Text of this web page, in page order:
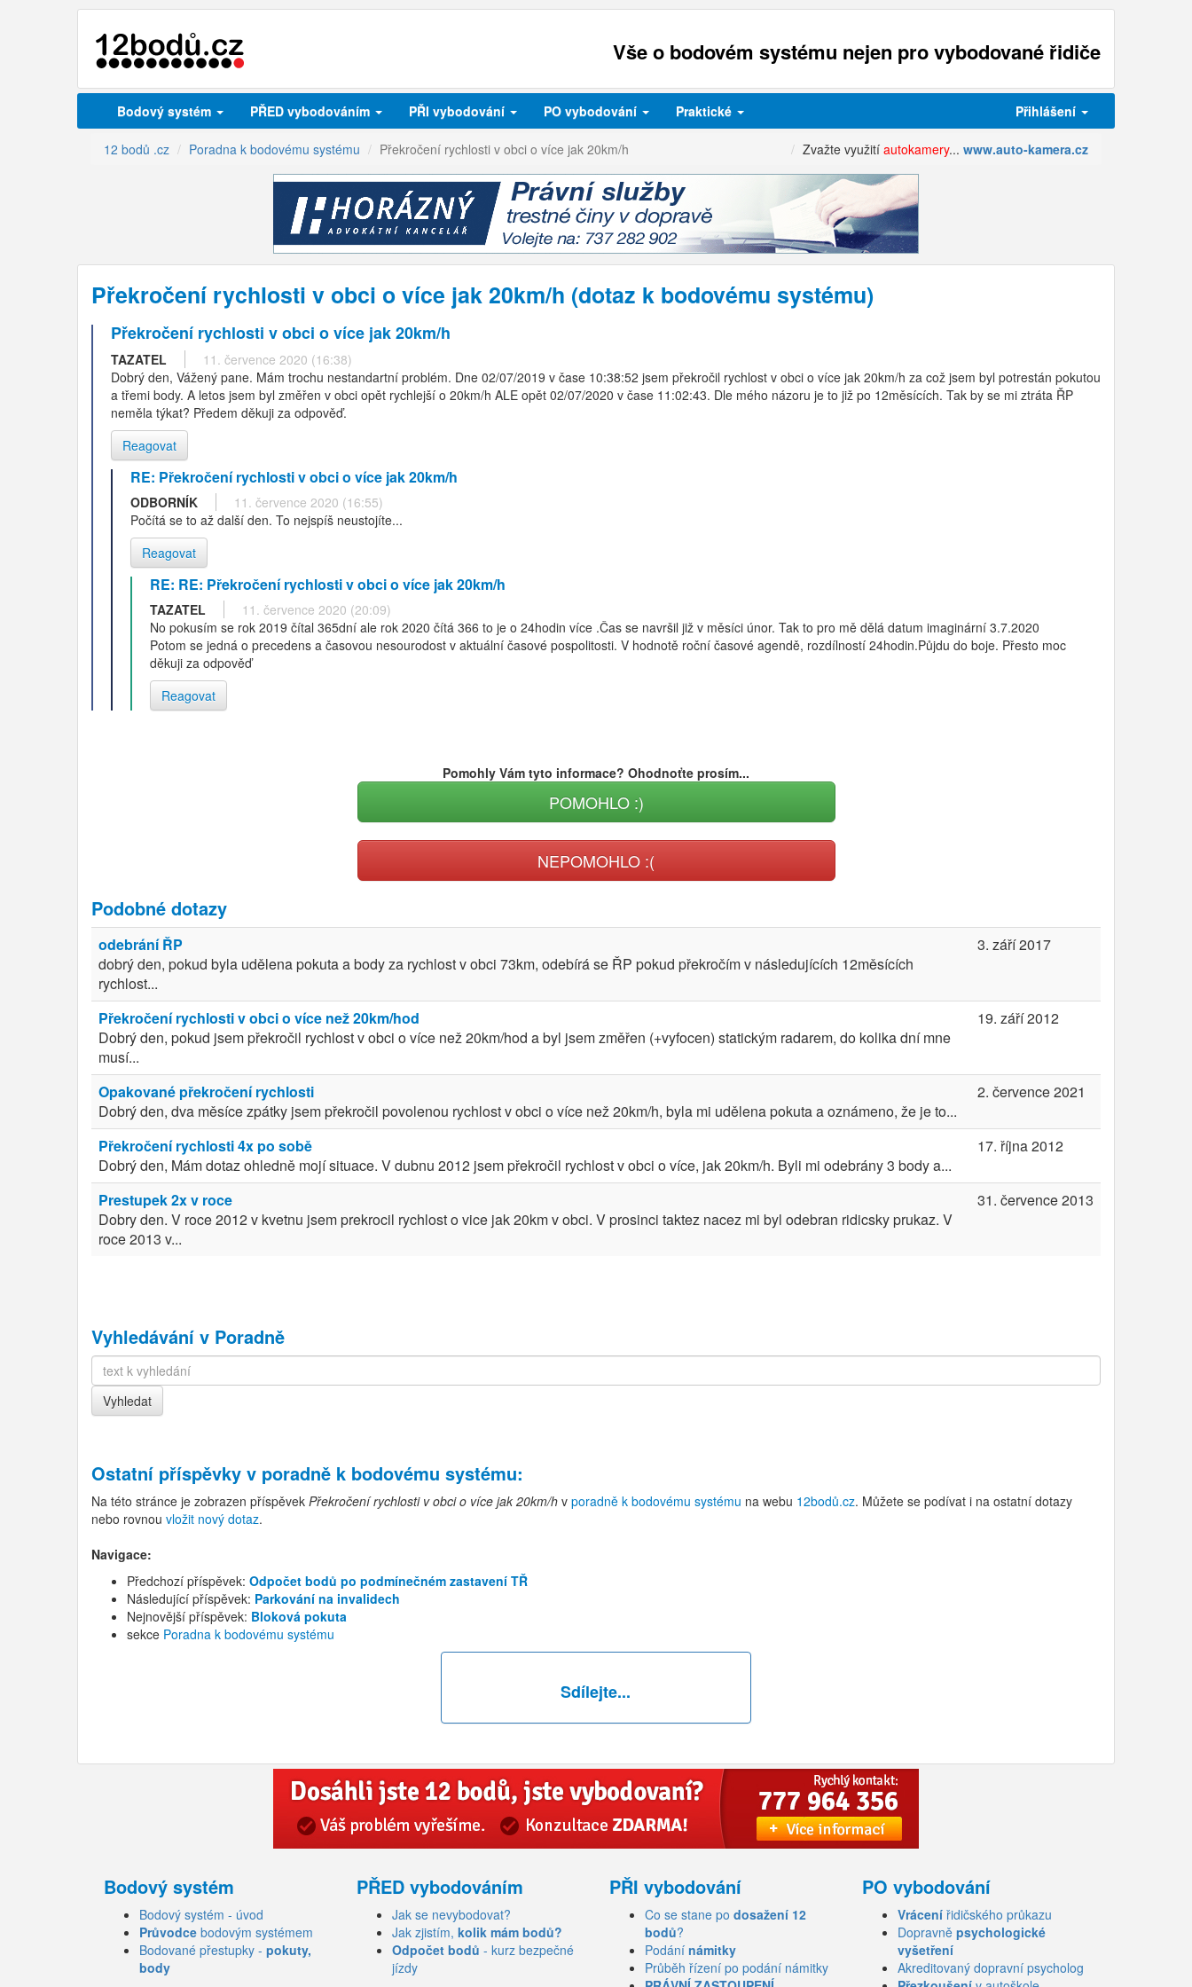
Vše o bodovém systému nejen pro vybodované řidiče
Bodový systém PŘED vybodováním PŘI vybodování PO vybodování Praktické Přihlášení
12 bodů .cz Poradna k bodovému systému Překročení rychlosti v obci o více jak 20km/h Zvažte využití autokamery... www.auto-kamera.cz
Překročení rychlosti v obci o více jak 20km/h (dotaz k bodovému systému)
Překročení rychlosti v obci o více jak 20km/h
TAZATEL
11. července 2020 (16:38)
Dobrý den, Vážený pane. Mám trochu nestandartní problém. Dne 02/07/2019 v čase 10:38:52 jsem překročil rychlost v obci o více jak 20km/h za což jsem byl potrestán pokutou
a třemi body. A letos jsem byl změřen v obci opět rychlejší o 20km/h ALE opět 02/07/2020 v čase 11:02:43. Dle mého názoru je to již po 12měsících. Tak by se mi ztráta ŘP
neměla týkat? Předem děkuji za odpověď.
Reagovat
RE: Překročení rychlosti v obci o více jak 20km/h
ODBORNÍK
11. července 2020 (16:55)
Počítá se to až další den. To nejspíš neustojíte...
Reagovat
RE: RE: Překročení rychlosti v obci o více jak 20km/h
TAZATEL
11. července 2020 (20:09)
No pokusím se rok 2019 čítal 365dní ale rok 2020 čítá 366 to je o 24hodin více .Čas se navršil již v měsíci únor. Tak to pro mě dělá datum imaginární 3.7.2020
Potom se jedná o precedens a časovou nesourodost v aktuální časové pospolitosti. V hodnotě roční časové agendě, rozdílností 24hodin.Půjdu do boje. Přesto moc
děkuji za odpověď
Reagovat
Pomohly Vám tyto informace? Ohodnoťte prosím...
POMOHLO :)
NEPOMOHLO :(
Podobné dotazy
odebrání ŘP
dobrý den, pokud byla udělena pokuta a body za rychlost v obci 73km, odebírá se ŘP pokud překročím v následujících 12měsících
rychlost...
3. září 2017
Překročení rychlosti v obci o více než 20km/hod
Dobrý den, pokud jsem překročil rychlost v obci o více než 20km/hod a byl jsem změřen (+vyfocen) statickým radarem, do kolika dní mne
musí...
19. září 2012
Opakované překročení rychlosti
Dobrý den, dva měsíce zpátky jsem překročil povolenou rychlost v obci o více než 20km/h, byla mi udělena pokuta a oznámeno, že je to...
2. července 2021
Překročení rychlosti 4x po sobě
Dobrý den, Mám dotaz ohledně mojí situace. V dubnu 2012 jsem překročil rychlost v obci o více, jak 20km/h. Byli mi odebrány 3 body a...
17. října 2012
Prestupek 2x v roce
Dobry den. V roce 2012 v kvetnu jsem prekrocil rychlost o vice jak 20km v obci. V prosinci taktez nacez mi byl odebran ridicsky prukaz. V
roce 2013 v...
31. července 2013
Vyhledávání v Poradně
Ostatní příspěvky v poradně k bodovému systému:
Na této stránce je zobrazen příspěvek Překročení rychlosti v obci o více jak 20km/h v poradně k bodovému systému na webu 12bodů.cz. Můžete se podívat i na ostatní dotazy
nebo rovnou vložit nový dotaz.
Navigace:
Předchozí příspěvek: Odpočet bodů po podmínečném zastavení TŘ
Následující příspěvek: Parkování na invalidech
Nejnovější příspěvek: Bloková pokuta
sekce Poradna k bodovému systému
Sdílejte...
Bodový systém
Bodový systém - úvod
Průvodce bodovým systémem
Bodované přestupky - pokuty,
body
PŘED vybodováním
Jak se nevybodovat?
Jak zjistím, kolik mám bodů?
Odpočet bodů - kurz bezpečné
jízdy
PŘI vybodování
Co se stane po dosažení 12
bodů?
Podání námitky
Průběh řízení po podání námitky
PO vybodování
Vrácení řidičského průkazu
Dopravně psychologické
vyšetření
Akreditovaný dopravní psycholog